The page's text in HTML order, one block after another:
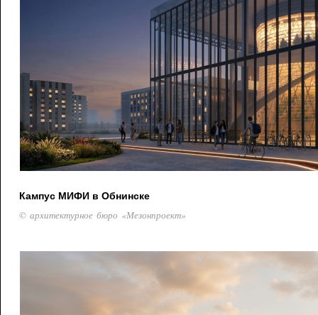
Кампус МИФИ в Обнинске
© архитектурное бюро «Мезонпроект»